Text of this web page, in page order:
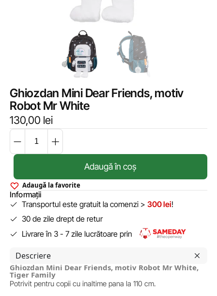
Ghiozdan Mini Dear Friends, motiv
Robot Mr White
130,00 lei
Adaugă în coș
Adaugă la favorite
Informații
Transportul este gratuit la comenzi > 300 lei!
30 de zile drept de retur
Livrare în 3 - 7 zile lucrătoare prin
Descriere
Ghiozdan Mini Dear Friends, motiv Robot Mr White,
Tiger Family
Potrivit pentru copii cu inaltime pana la 110 cm.